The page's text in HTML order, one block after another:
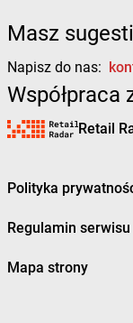
Masz
Napisz do nas:
Współpraca
Retail
Polityka
Regulamin serwisu
Mapa strony